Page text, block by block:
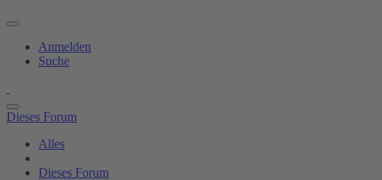
Anmelden
Suche
Dieses Forum
Alles
Dieses Forum